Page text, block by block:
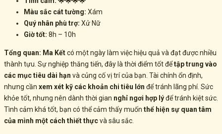
Màu sắc cát tường: Xám
Quý nhân phù trợ: Xử Nữ
Giờ tốt: 8h – 10h
Tổng quan: Ma Kếtcó một ngày làm việc hiệu quả và đạt được nhiều
thành tựu. Sự nghiệp thăng tiến, đây là thời điểm tốt đểtập trung vào
các mục tiêu dài hạn và củng cố vị trí của bạn. Tài chính ổn định,
nhưng cần xem xét kỹ các khoản chi tiêu lớn để tránh lãng phí. Sức
khỏe tốt, nhưng nên dành thời gian nghỉ ngơi hợp lýđể tránh kiệt sức.
Tình cảm khá tốt, bạn có thể cảm thấy muốn thể hiện sự quan tâm
của mình một cách thiết thựcvà sâu sắc.